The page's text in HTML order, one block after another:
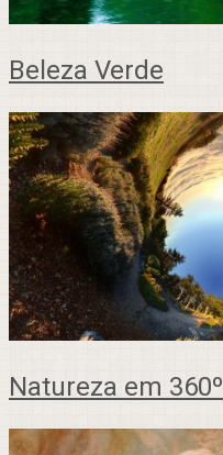
Beleza Verde
Natureza em 360º